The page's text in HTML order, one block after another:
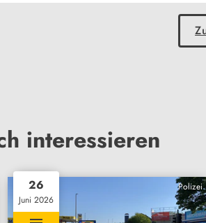
interessieren
Polizei
26
Juni 2026